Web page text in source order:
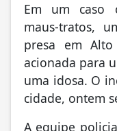
Em um caso
maus-tratos,
presa em
acionada para
uma idosa. O
cidade, ontem
A equipe